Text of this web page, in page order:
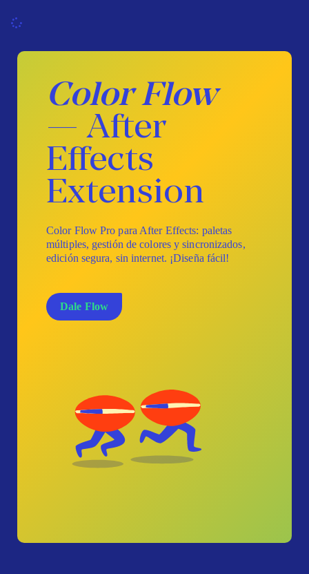
Color Flow
— After
Effects
Extension
Color Flow Pro para After Effects: paletas
múltiples, gestión de colores y sincronizados,
edición segura, sin internet. ¡Diseña fácil!
Dale Flow